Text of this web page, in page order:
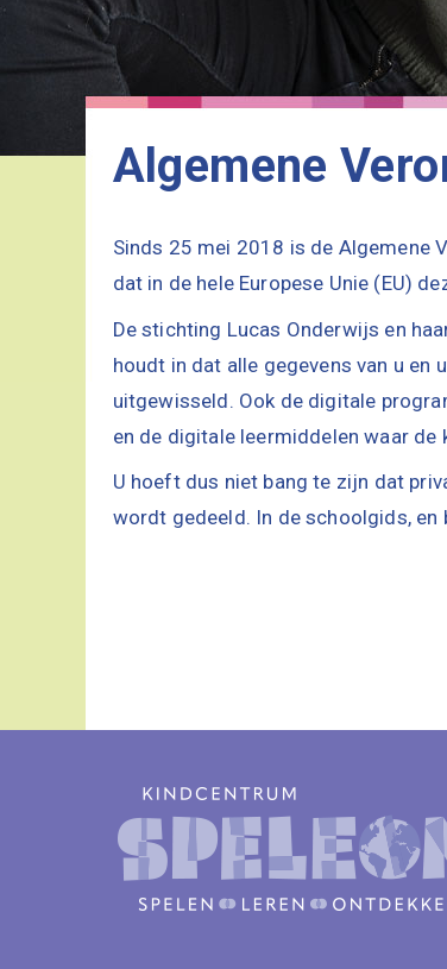
Algemene
Sinds 25 mei 2018 is de Algemene
dat in de hele Europese Unie (EU)
De stichting Lucas Onderwijs en
houdt in dat alle gegevens van u
uitgewisseld. Ook de digitale
en de digitale leermiddelen waar
U hoeft dus niet bang te zijn dat
wordt gedeeld. In de schoolgids,